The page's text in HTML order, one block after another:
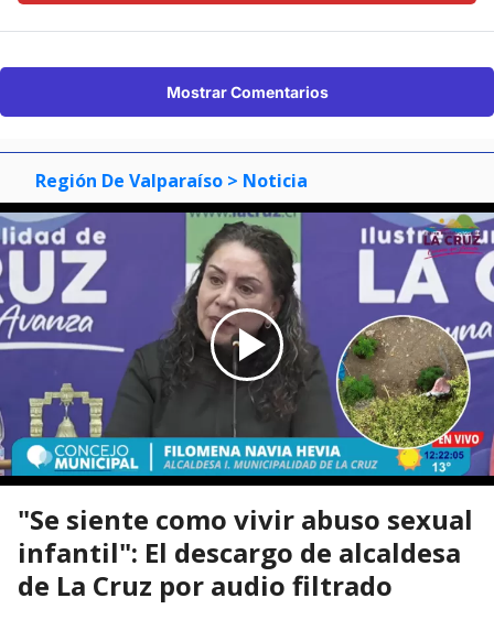
Mostrar Comentarios
Región De Valparaíso > Noticia
"Se siente como vivir abuso sexual
infantil": El descargo de alcaldesa
de La Cruz por audio filtrado